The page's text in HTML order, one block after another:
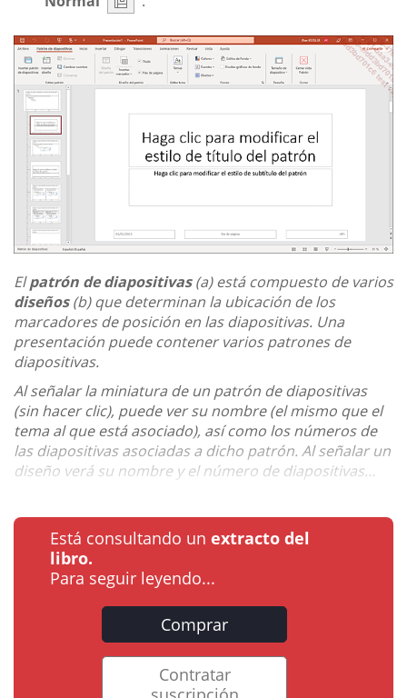
Elpatrón de diapositivas(a) está compuesto de varios
diseños(b) que determinan la ubicación de los
marcadores de posición en las diapositivas. Una
presentación puede contener varios patrones de
diapositivas.
Al señalar la miniatura de un patrón de diapositivas
(sin hacer clic), puede ver su nombre (el mismo que el
tema al que está asociado), así como los números de
las diapositivas asociadas a dicho patrón. Al señalar un
diseño verá su nombre y el número de diapositivas...
Está consultando un extracto del
libro.
Para seguir leyendo...
Comprar
Contratar